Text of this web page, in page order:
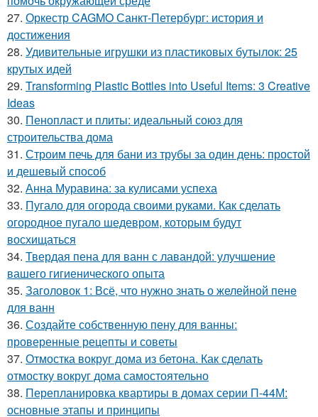
27. Оркестр CAGMO Санкт-Петербург: история и
достижения
28. Удивительные игрушки из пластиковых бутылок: 25
крутых идей
29. Transforming Plastic Bottles into Useful Items: 3 Creative
Ideas
30. Пенопласт и плиты: идеальный союз для
строительства дома
31. Строим печь для бани из трубы за один день: простой
и дешевый способ
32. Анна Муравина: за кулисами успеха
33. Пугало для огорода своими руками. Как сделать
огородное пугало шедевром, которым будут
восхищаться
34. Твердая пена для ванн с лавандой: улучшение
вашего гигиенического опыта
35. Заголовок 1: Всё, что нужно знать о желейной пенe
для ванн
36. Создайте собственную пену для ванны:
проверенные рецепты и советы
37. Отмостка вокруг дома из бетона. Как сделать
отмостку вокруг дома самостоятельно
38. Перепланировка квартиры в домах серии П-44М:
основные этапы и принципы